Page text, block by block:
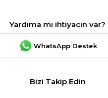
Yardıma mı ihtiyacın var?
WhatsApp Destek
Bizi Takip Edin